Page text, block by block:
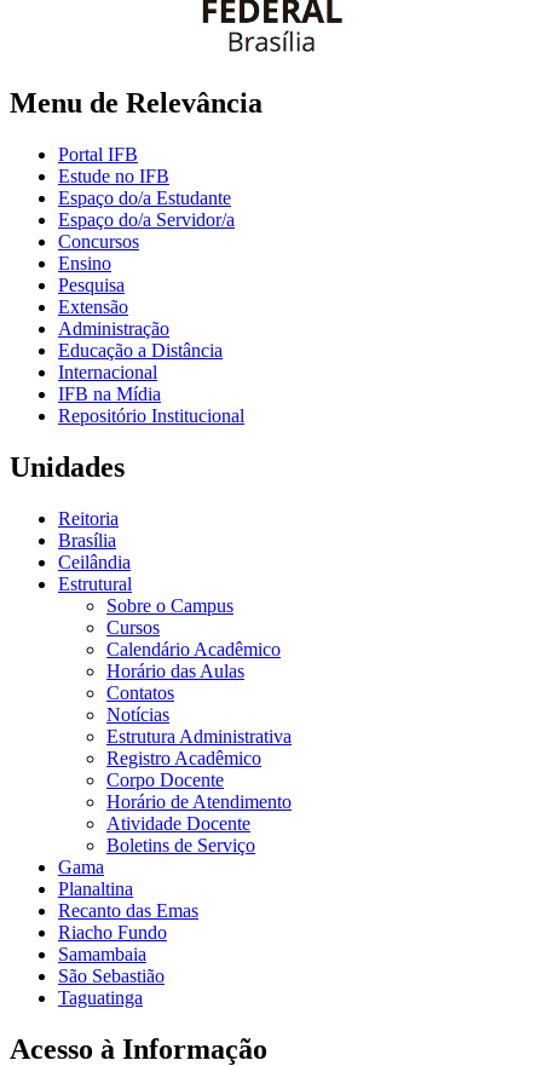
Menu de Relevância
Portal IFB
Estude no IFB
Espaço do/a Estudante
Espaço do/a Servidor/a
Concursos
Ensino
Pesquisa
Extensão
Administração
Educação a Distância
Internacional
IFB na Mídia
Repositório Institucional
Unidades
Reitoria
Brasília
Ceilândia
Estrutural
Sobre o Campus
Cursos
Calendário Acadêmico
Horário das Aulas
Contatos
Notícias
Estrutura Administrativa
Registro Acadêmico
Corpo Docente
Horário de Atendimento
Atividade Docente
Boletins de Serviço
Gama
Planaltina
Recanto das Emas
Riacho Fundo
Samambaia
São Sebastião
Taguatinga
Acesso à Informação